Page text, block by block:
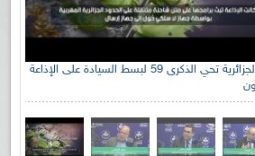
الإذاعة الجزائرية تحي الذكرى 59 لبسط السيادة على الإذاعة